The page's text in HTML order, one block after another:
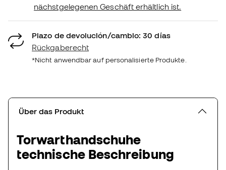
nächstgelegenen Geschäft erhältlich ist.
Plazo de devolución/cambio: 30 días
Rückgaberecht
*Nicht anwendbar auf personalisierte Produkte.
Über das Produkt
Torwarthandschuhe
technische Beschreibung